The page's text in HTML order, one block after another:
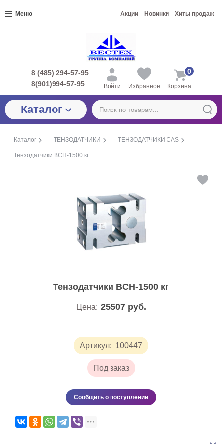
Меню Акции Новинки Хиты продаж
8 (485) 294-57-95
8(901)994-57-95
Войти Избранное Корзина
0
Каталог
Каталог ТЕНЗОДАТЧИКИ ТЕНЗОДАТЧИКИ CAS
Тензодатчики BCH-1500 кг
Тензодатчики BCH-1500 кг
Артикул: 100447
Под заказ
Цена: 25507 руб.
Сообщить о поступлении